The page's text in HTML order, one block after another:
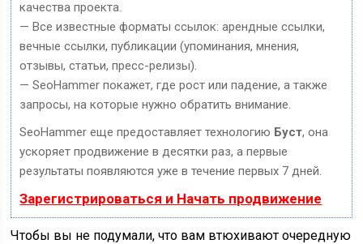
качества проекта.
— Все известные форматы ссылок: арендные ссылки,
вечные ссылки, публикации (упоминания, мнения,
отзывы, статьи, пресс-релизы).
— SeoHammer покажет, где рост или падение, а также
запросы, на которые нужно обратить внимание.
SeoHammer еще предоставляет технологию Буст, она
ускоряет продвижение в десятки раз, а первые
результаты появляются уже в течение первых 7 дней.
Зарегистрироваться и Начать продвижение
Чтобы вы не подумали, что вам втюхивают очередную